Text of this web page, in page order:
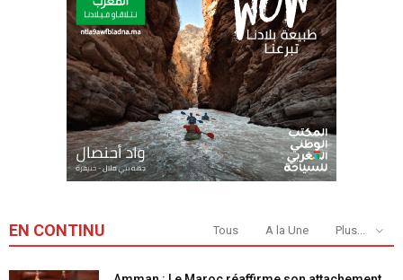
EN CONTINU Tous A la Une Plus...